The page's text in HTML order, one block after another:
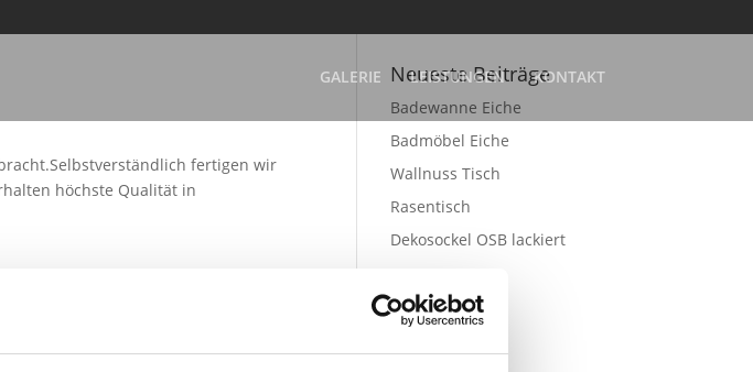
GALERIE LEISTUNGEN KONTAKT
fertigen wir
höchste Qualität in
Neueste Beiträge
Badewanne Eiche
Badmöbel Eiche
Wallnuss Tisch
Rasentisch
Dekosockel OSB lackiert